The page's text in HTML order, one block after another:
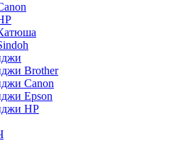
Brother
Canon
Epson
HP